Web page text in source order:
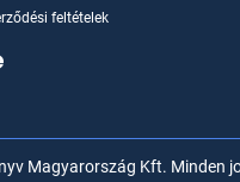
feltételek
Magyarország Kft. Minden